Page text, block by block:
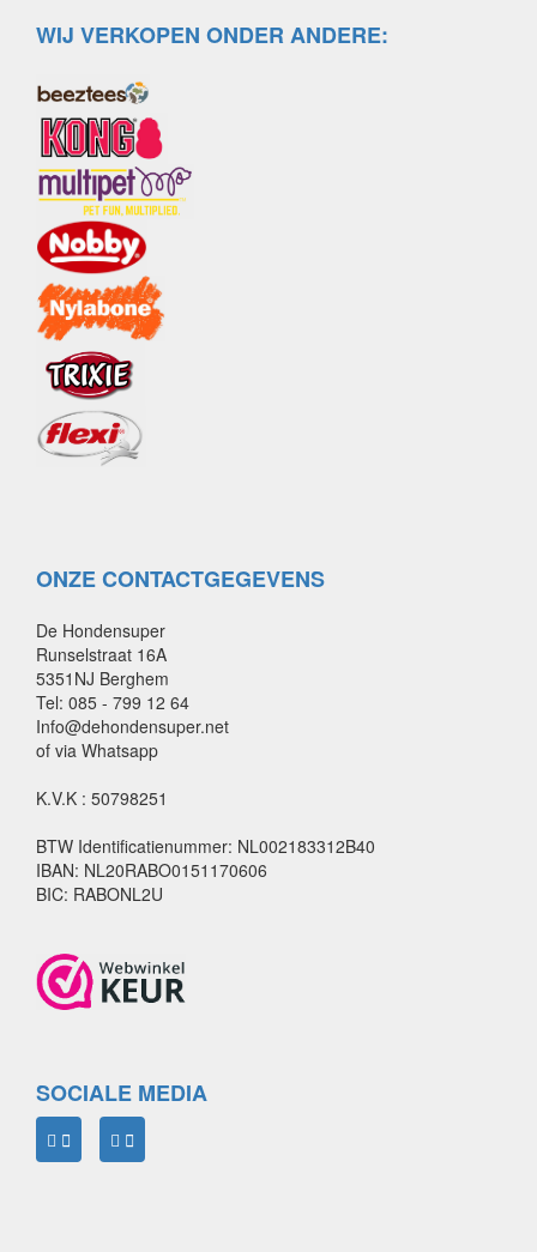
WIJ VERKOPEN ONDER ANDERE:
ONZE CONTACTGEGEVENS
De Hondensuper
Runselstraat 16A
5351NJ Berghem
Tel: 085 - 799 12 64
Info@dehondensuper.net
of via Whatsapp
K.V.K : 50798251
BTW Identificatienummer: NL002183312B40
IBAN: NL20RABO0151170606
BIC: RABONL2U
SOCIALE MEDIA